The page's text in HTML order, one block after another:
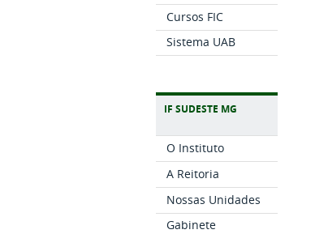
Cursos FIC
Sistema UAB
IF SUDESTE MG
O Instituto
A Reitoria
Nossas Unidades
Gabinete